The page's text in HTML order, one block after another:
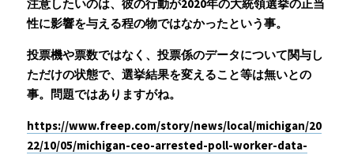
注意したいのは、彼の行動が2020年の大統領選挙の正当
性に影響を与える程の物ではなかったという事。
投票機や票数ではなく、投票係のデータについて関与し
ただけの状態で、選挙結果を変えること等は無いとの
事。問題ではありますがね。
https://www.freep.com/story/news/local/michigan/20
22/10/05/michigan-ceo-arrested-poll-worker-data-